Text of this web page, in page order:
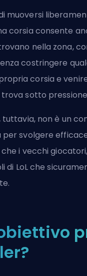
muoversi
corsia consente
nella zona,
costringere
corsia e
sotto
tuttavia, non è un
per svolgere
che i vecchi
di LoLche